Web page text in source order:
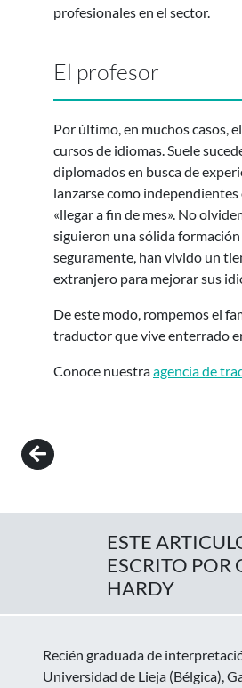
profesionales en el sector.
El profesor
Por último, en muchos casos,
cursos de idiomas. Suele
diplomados en busca de
lanzarse como
«llegar a fin de mes». No
siguieron una sólida formación
seguramente, han vivido un
extranjero para mejorar sus
De este modo, rompemos el
traductor que vive enterrado
Conoce nuestraagencia de
Post navigation
ESTE
ESCRITO POR
HARDY
Recién graduada de
Universidad de Lieja (Bélgica),